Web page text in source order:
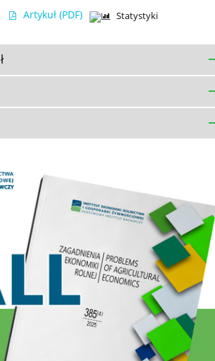
Artykuł (PDF) Statystyki